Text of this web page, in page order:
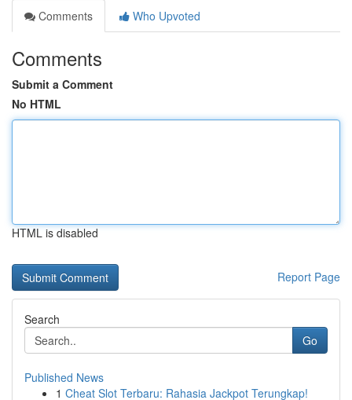
Comments
Who Upvoted
Comments
Submit a Comment
No HTML
HTML is disabled
Report Page
Search
Go
Published News
1 Cheat Slot Terbaru: Rahasia Jackpot Terungkap!